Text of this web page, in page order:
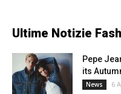
Ultime Notizie
Pepe
its
News 6